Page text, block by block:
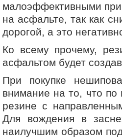
малоэффективными
на асфальте, так как
дорогой, а это
Ко всему прочему,
асфальтом будет
При покупке
внимание на то, что по
резине с
Для вождения в
наилучшим образом